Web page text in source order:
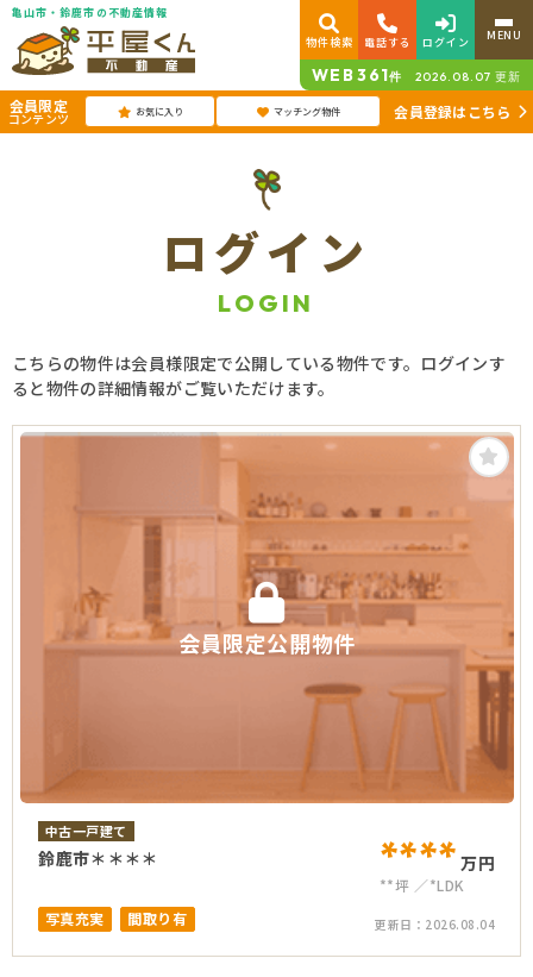
亀山市・鈴鹿市の不動産情報
物件検索
電話する ログイン MENU
WEB361件 2026.08.07 更新
会員限定
コンテンツ お気に入り マッチング物件 会員登録はこちら
ログイン
LOGIN
こちらの物件は会員様限定で公開している物件です。ログインす
ると物件の詳細情報がご覧いただけます。
会員限定公開物件
中古一戸建て
鈴鹿市＊＊＊＊ **** 万円
**坪
*LDK
写真充実
間取り有 更新日： 2026.08.04